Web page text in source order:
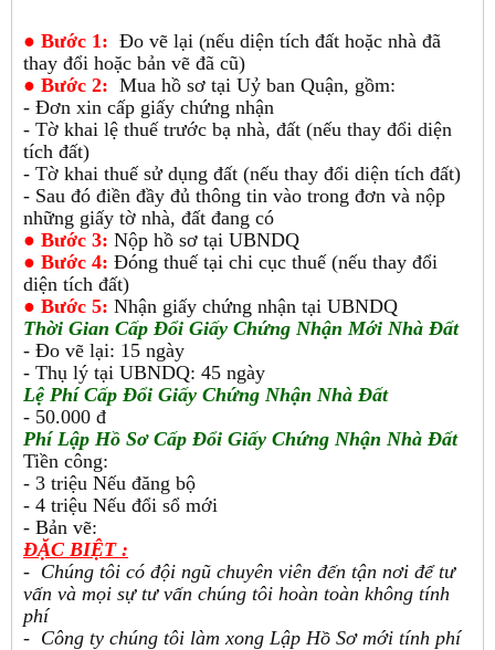
● Bước 1: Đo vẽ lại (nếu diện tích đất hoặc nhà đã
thay đổi hoặc bản vẽ đã cũ)
● Bước 2: Mua hồ sơ tại Uỷ ban Quận, gồm:
- Đơn xin cấp giấy chứng nhận
- Tờ khai lệ thuế trước bạ nhà, đất (nếu thay đổi diện
tích đất)
- Tờ khai thuế sử dụng đất (nếu thay đổi diện tích đất)
- Sau đó điền đầy đủ thông tin vào trong đơn và nộp
những giấy tờ nhà, đất đang có
● Bước 3: Nộp hồ sơ tại UBNDQ
● Bước 4: Đóng thuế tại chi cục thuế (nếu thay đổi
diện tích đất)
● Bước 5: Nhận giấy chứng nhận tại UBNDQ
Thời Gian Cấp Đổi Giấy Chứng Nhận Mới Nhà Đất
- Đo vẽ lại: 15 ngày
- Thụ lý tại UBNDQ: 45 ngày
Lệ Phí Cấp Đổi Giấy Chứng Nhận Nhà Đất
- 50.000 đ
Phí Lập Hồ Sơ Cấp Đổi Giấy Chứng Nhận Nhà Đất
Tiền công:
- 3 triệu Nếu đăng bộ
- 4 triệu Nếu đổi sổ mới
- Bản vẽ:
ĐẶC BIỆT :
- Chúng tôi có đội ngũ chuyên viên đến tận nơi để tư
vấn và mọi sự tư vấn chúng tôi hoàn toàn không tính
phí
- Công ty chúng tôi làm xong Lập Hồ Sơ mới tính phí